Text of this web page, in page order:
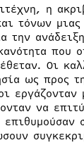
η
τόνων μιας
την
που
Οι
ως προς
εργάζονταν
να